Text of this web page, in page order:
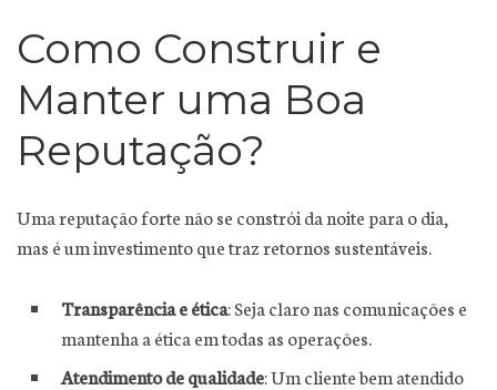
Como Construir e
Manter uma Boa
Reputação?
Uma reputação forte não se constrói da noite para o dia,
mas é um investimento que traz retornos sustentáveis.
Transparência e ética: Seja claro nas comunicações e
mantenha a ética em todas as operações.
Atendimento de qualidade: Um cliente bem atendido